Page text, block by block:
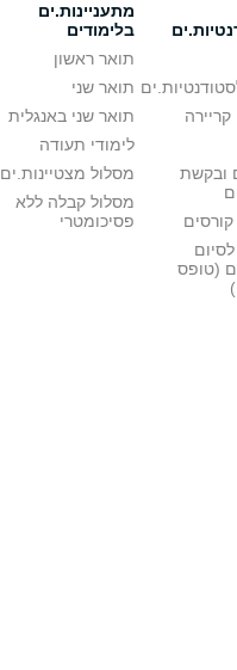
קריירה
ובקשת
(טופס
מתעניינות.ים
בלימודים
תואר ראשון
תואר שני
תואר שני באנגלית
לימודי תעודה
מסלול מצטיינות.ים
מסלול קבלה ללא
פסיכומטרי